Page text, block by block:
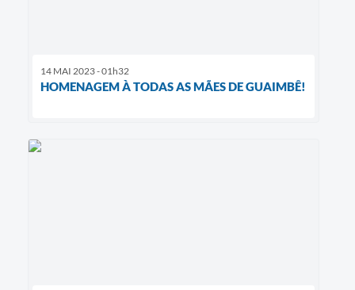
14 MAI 2023 - 01h32
HOMENAGEM À TODAS AS MÃES DE GUAIMBÊ!